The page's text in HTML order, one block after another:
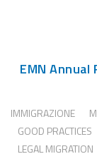
EMN
IMMIGRAZIONE
GOOD PRACTICES
LEGAL MIGRATION